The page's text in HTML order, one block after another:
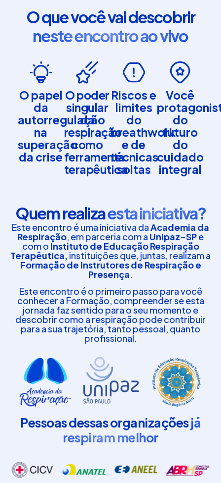
O que você vai descobrir
neste encontro ao vivo
O papel
da
autorregulação
na
superação
da crise
O poder
singular
da
respiração
como
ferramenta
terapêutica
Riscos e
limites
do
breathwork
e de
técnicas
soltas
Você
do
futuro
do
cuidado
integral
Quem realizaesta iniciativa?
Este encontro é uma iniciativa daAcademia da
Respiração, em parceria com a Unipaz-SPe
com o Instituto de Educação Respiração
Terapêutica, instituições que, juntas, realizam a
Formação de Instrutores de Respiração e
Presença.
Este encontro é o primeiro passo para você
conhecer a Formação, compreender se esta
jornada faz sentido para o seu momento e
descobrir como a respiração pode contribuir
para a sua trajetória, tanto pessoal, quanto
profissional.
Pessoas dessas organizaçõesjá
respiram melhor